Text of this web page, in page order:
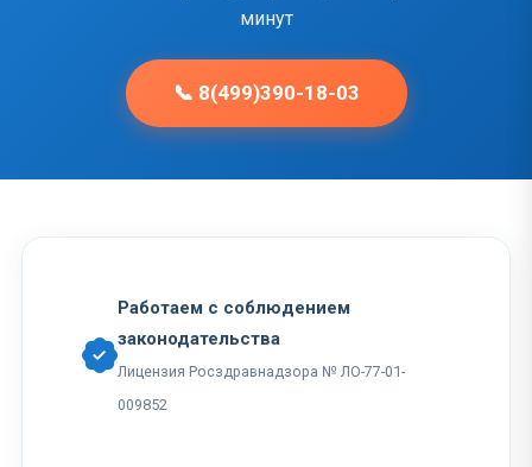
минут
📞 8(499)390-18-03
Работаем с соблюдением
законодательства
Лицензия Росздравнадзора № ЛО-77-01-
009852